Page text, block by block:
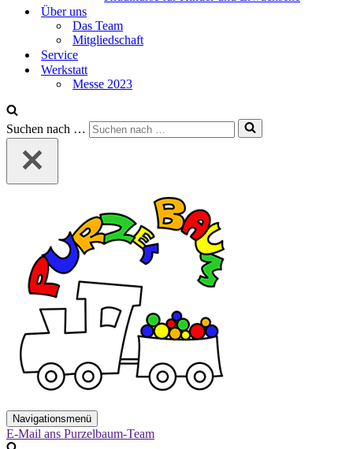
Über uns
Das Team
Mitgliedschaft
Service
Werkstatt
Messe 2023
Suchen nach …
Navigationsmenü
E-Mail ans Purzelbaum-Team